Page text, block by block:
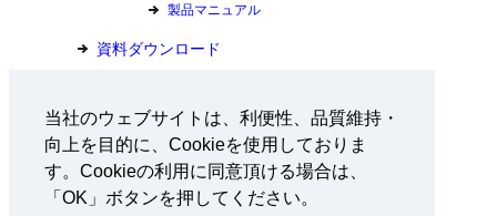
当社のウェブサイトは、利便性、品質維持・
向上を目的に、Cookieを使用しておりま
す。Cookieの利用に同意頂ける場合は、
「OK」ボタンを押してください。
製品マニュアル
資料ダウンロード
会社情報
採用情報